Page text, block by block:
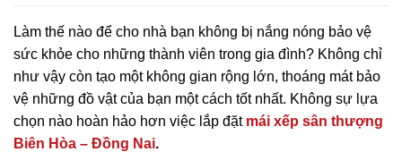
Làm thế nào để cho nhà bạn không bị nắng nóng bảo vệ
sức khỏe cho những thành viên trong gia đình? Không chỉ
như vậy còn tạo một không gian rộng lớn, thoáng mát bảo
vệ những đồ vật của bạn một cách tốt nhất. Không sự lựa
chọn nào hoàn hảo hơn việc lắp đặt mái xếp sân thượng
Biên Hòa – Đồng Nai.